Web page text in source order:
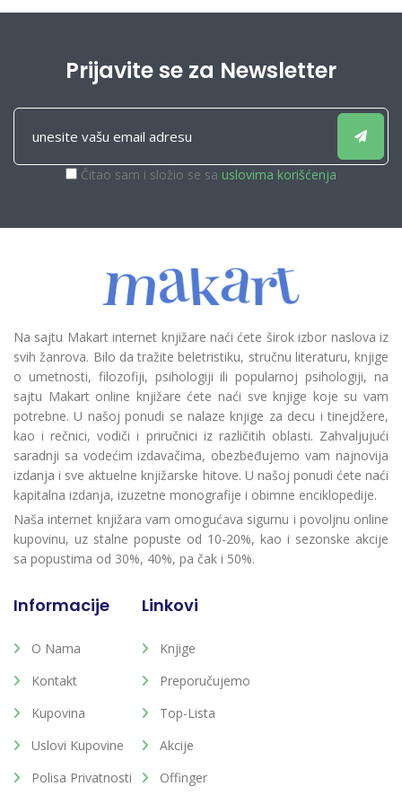
Prijavite se za Newsletter
Čitao sam i složio se sa uslovima korišćenja
Na sajtu Makart internet knjižare naći ćete širok izbor naslova iz
svih žanrova. Bilo da tražite beletristiku, stručnu literaturu, knjige
o umetnosti, filozofiji, psihologiji ili popularnoj psihologiji, na
sajtu Makart online knjižare ćete naći sve knjige koje su vam
potrebne. U našoj ponudi se nalaze knjige za decu i tinejdžere,
kao i rečnici, vodiči i priručnici iz različitih oblasti. Zahvaljujući
saradnji sa vodećim izdavačima, obezbeđujemo vam najnovija
izdanja i sve aktuelne knjižarske hitove. U našoj ponudi ćete naći
kapitalna izdanja, izuzetne monografije i obimne enciklopedije.
Naša internet knjižara vam omogućava sigurnu i povoljnu online
kupovinu, uz stalne popuste od 10-20%, kao i sezonske akcije
sa popustima od 30%, 40%, pa čak i 50%.
Informacije
O Nama
Kontakt
Kupovina
Uslovi Kupovine
Polisa Privatnosti
Linkovi
Knjige
Preporučujemo
Top-Lista
Akcije
Offinger